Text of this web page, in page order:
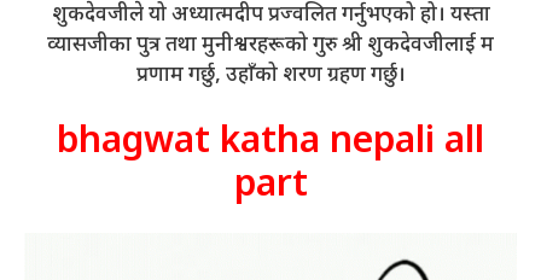
शुकदेवजीले यो अध्यात्मदीप प्रज्वलित गर्नुभएको हो। यस्ता
व्यासजीका पुत्र तथा मुनीश्वरहरूको गुरु श्री शुकदेवजीलाई म
प्रणाम गर्छु, उहाँको शरण ग्रहण गर्छु।
bhagwat katha nepali all
part